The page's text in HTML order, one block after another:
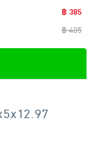
฿ 385
฿ 405